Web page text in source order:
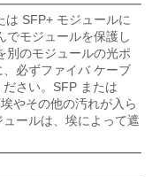
は SFP+ モジュールに
でモジュールを保護し
別のモジュールの光ポ
必ずファイバ ケーブ
さい。SFP または
やその他の汚れが入ら
ールは、埃によって遮